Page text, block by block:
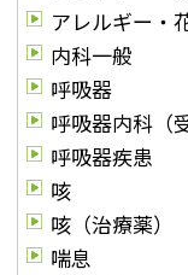
アレルギー・
内科一般
呼吸器
呼吸器内科（
呼吸器疾患
咳
咳（治療薬）
喘息